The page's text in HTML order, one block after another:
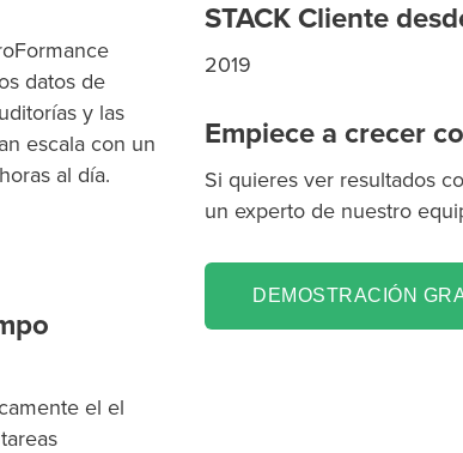
datos de
y las
escala con un
al día.
el el
STACK Cliente
2019
Empiece a crecer
Si quieres ver resultados
un experto de nuestro
DEMOSTRACIÓN